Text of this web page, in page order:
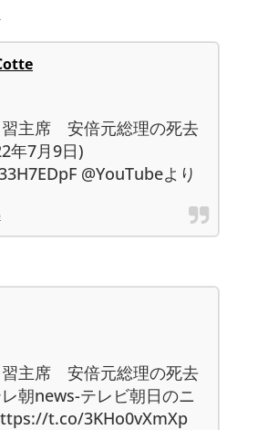
習主席 安倍元総理の死去
年7月9日)
@YouTubeより
習主席 安倍元総理の死去
朝news-テレビ朝日のニ
t.co/3KHo0vXmXp